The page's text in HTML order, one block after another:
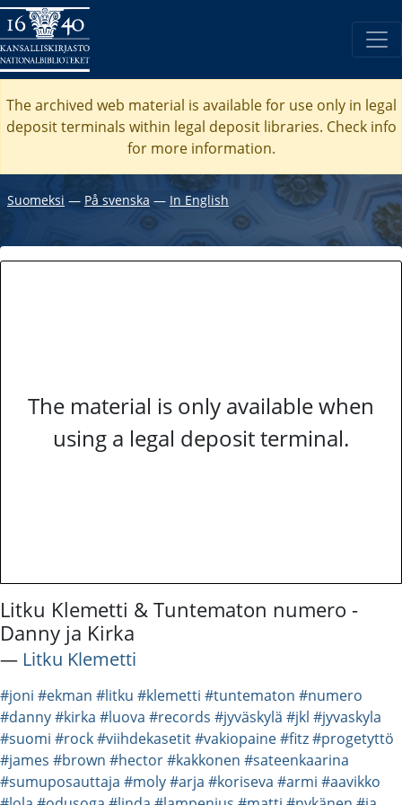
The archived web material is available for use only in legal
deposit terminals within legal deposit libraries. Check info
for more information.
Suomeksi ― På svenska ― In English
The material is only available when
using a legal deposit terminal.
Litku Klemetti & Tuntematon numero -
Danny ja Kirka
― Litku Klemetti
#joni #ekman #litku #klemetti #tuntematon #numero
#danny#kirka #luova #records #jyväskylä #jkl #jyvaskyla
#suomi #rock#viihdekasetit#vakiopaine#fitz#progetyttö
#james #brown #hector#kakkonen #sateenkaarina
#sumuposauttaja #moly#arja #koriseva #armi #aavikko